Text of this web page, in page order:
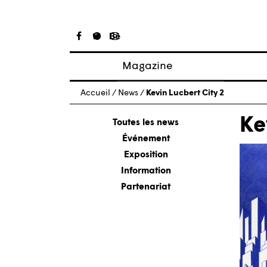
Magazine
Articles
À propos
Numéros
Accueil / News / Kevin Lucbert City 2
Toutes les news
Événement
Exposition
Information
Partenariat